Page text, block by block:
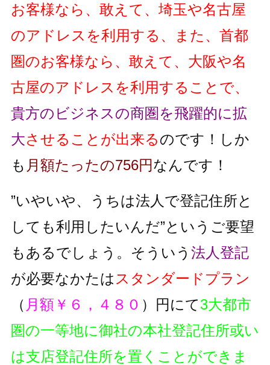
お客様なら、敢えて、埼玉や名古屋
のアドレスを利用する、また、首都
圏のお客様なら、敢えて、大阪や名
古屋のアドレスを利用することで、
貴方のビジネスの商圏を飛躍的に拡
大させることが出来るのです！しか
も 月額たったの756円なんです！
”いやいや、うちは法人で登記住所と
しても利用したいんだ”というご要望
もあるでしょう。そういう 法人登記
が必要なかたは スタンダードプラン
（ 月額￥６，４８０ ）円にて3大都市
圏の一等地に御社の本社登記住所或い
は支店登記住所を置くことができま